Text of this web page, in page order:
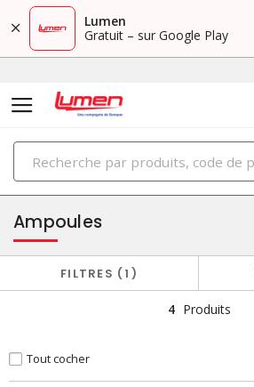
Lumen
Gratuit – sur Google Play
PRODUITS
éclairage
Ampoules
FILTRES 1
4 Produits
Tout cocher